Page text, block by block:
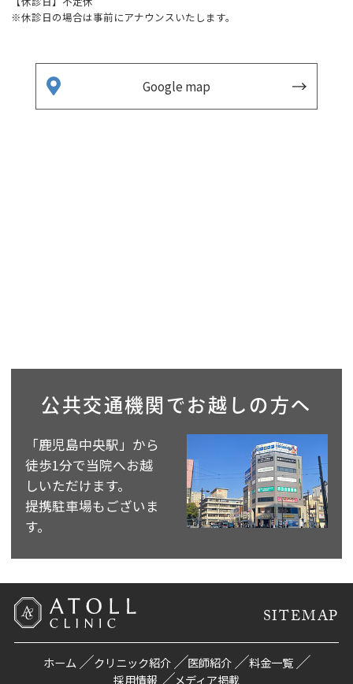
※休診日の場合は事前にアナウンスいたします。
Google map
公共交通機関で お越しの方へ
「鹿児島中央駅」から
徒歩1分で当院へお越
しいただけます。
提携駐車場もございま
す。
SITEMAP
ホーム クリニック紹介 医師紹介
料金一覧
採用情報
メディア掲載